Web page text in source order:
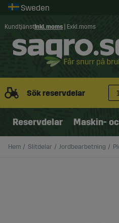
Kundtjänst Inkl. moms Exkl. moms
Sök reservdelar
Reservdelar Maskin-
Hem Slitdelar Jordbearbetning